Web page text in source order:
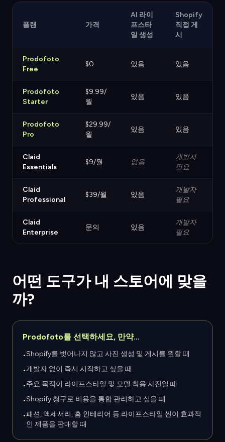
플랜 가격
AI 라이
프스타
일 생성
Shopify
직접 게
시
Prodofoto
Free
$0 있음 있음
Prodofoto
Starter
$9.99/
월
있음 있음
Prodofoto
Pro
$29.99/
월
있음 있음
Claid
Essentials
$9/월 없음
개발자
필요
Claid
Professional
$39/월 있음
개발자
필요
Claid
Enterprise
문의 있음
개발자
필요
어떤 도구가 내 스토어에 맞을
까?
Prodofoto를 선택하세요, 만약…
•Shopify를 벗어나지 않고 사진 생성 및 게시를 원할 때
•개발자 없이 즉시 시작하고 싶을 때
•주요 목적이 라이프스타일 및 모델 착용 사진일 때
•Shopify 청구로 비용을 통합 관리하고 싶을 때
•패션, 액세서리, 홈 인테리어 등 라이프스타일 씬이 효과적
인 제품을 판매할 때